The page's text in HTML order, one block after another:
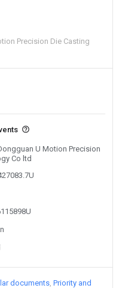
Precision Die Casting
U Motion Precision
Co ltd
documents Priority and